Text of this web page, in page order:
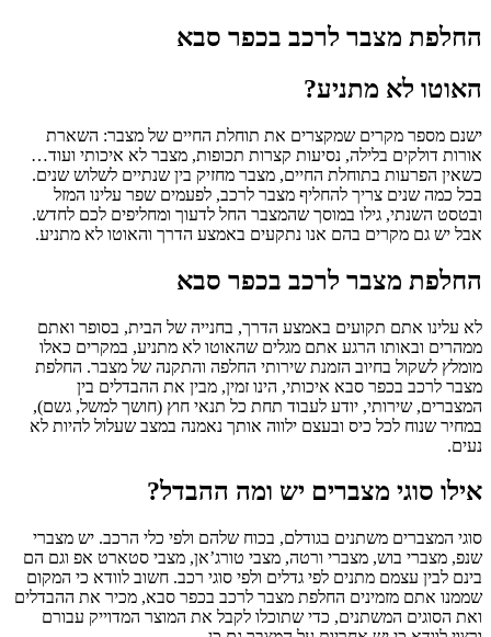
החלפת מצבר לרכב בכפר סבא
האוטו לא מתניע?
ישנם מספר מקרים שמקצרים את תוחלת החיים של מצבר: השארת
אורות דולקים בלילה, נסיעות קצרות תכופות, מצבר לא איכותי ועוד…
כשאין הפרעות בתוחלת החיים, מצבר מחזיק בין שנתיים לשלוש שנים.
בכל כמה שנים צריך להחליף מצבר לרכב, לפעמים שפר עלינו המזל
ובטסט השנתי, גילו במוסך שהמצבר החל לדעוך ומחליפים לכם לחדש.
אבל יש גם מקרים בהם אנו נתקעים באמצע הדרך והאוטו לא מתניע.
החלפת מצבר לרכב בכפר סבא
לא עלינו אתם תקועים באמצע הדרך, בחנייה של הבית, בסופר ואתם
ממהרים ובאותו הרגע אתם מגלים שהאוטו לא מתניע, במקרים כאלו
מומלץ לשקול בחיוב הזמנת שירותי החלפה והתקנה של מצבר. החלפת
מצבר לרכב בכפר סבא איכותי, הינו זמין, מבין את ההבדלים בין
המצברים, שירותי, יודע לעבוד תחת כל תנאי חוץ (חושך למשל, גשם),
במחיר שנוח לכל כיס ובעצם ילווה אותך נאמנה במצב שעלול להיות לא
נעים.
אילו סוגי מצברים יש ומה ההבדל?
סוגי המצברים משתנים בגודלם, בכוח שלהם ולפי כלי הרכב. יש מצברי
שנפ, מצברי בוש, מצברי ורטה, מצבי טורג’אן, מצבי סטארט אפ וגם הם
בינם לבין עצמם מתנים לפי גדלים ולפי סוגי רכב. חשוב לוודא כי המקום
שממנו אתם מזמינים החלפת מצבר לרכב בכפר סבא, מכיר את ההבדלים
ואת הסוגים המשתנים, כדי שתוכלו לקבל את המוצר המדוייק עבורם